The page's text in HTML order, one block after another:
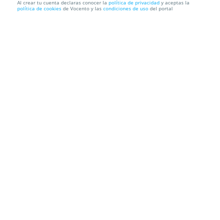
Goyo Jiménez: America Forever en Teatro Capitol
Al crear tu cuenta declaras conocer la política de privacidad y aceptas la
política de cookies de Vocento y las condiciones de uso del portal